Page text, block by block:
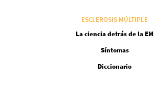
ESCLEROSIS MÚLTIPLE
La ciencia detrás de la EM
Síntomas
Diccionario